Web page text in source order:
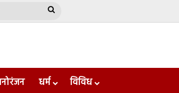
Search
धर्म विविध